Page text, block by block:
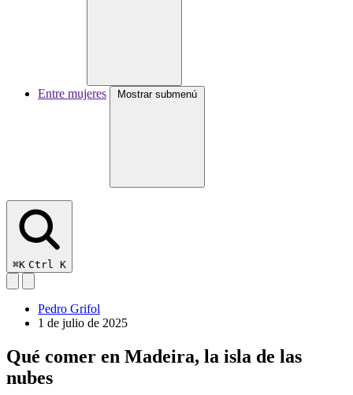
Entre mujeres Mostrar submenú
⌘K Ctrl K
Pedro Grifol
1 de julio de 2025
Qué comer en Madeira, la isla de las
nubes